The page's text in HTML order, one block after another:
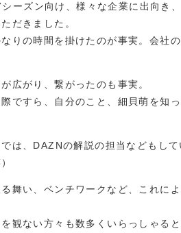
ーズン向け、様々な企業に出向き
だきました。
りの時間を掛けたのが事実。会社
広がり、繋がったのも事実。
ですら、自分のこと、細貝萌を知
は、DAZNの解説の担当などもし
舞い、ベンチワークなど、これに
観ない方々も数多くいらっしゃる